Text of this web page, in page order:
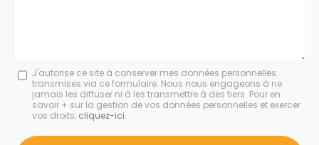
Message
J'autorise ce site à conserver mes données personnelles
transmises via ce formulaire. Nous nous engageons à ne
jamais les diffuser ni à les transmettre à des tiers. Pour en
savoir + sur la gestion de vos données personnelles et exercer
vos droits, cliquez-ici.
Acceptation